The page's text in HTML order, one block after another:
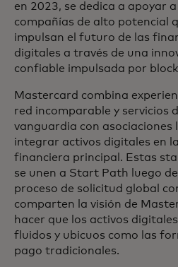
en 2023, se dedica a apoyar
compañías de alto potencial
impulsan el futuro de las
digitales a través de una
confiable impulsada por
Mastercard combina
red incomparable y servicios
vanguardia con asociaciones
integrar activos digitales en
financiera principal. Estas
se unen a Start Path luego
proceso de solicitud global
comparten la visión de
hacer que los activos
fluidos y ubicuos como las
pago tradicionales.